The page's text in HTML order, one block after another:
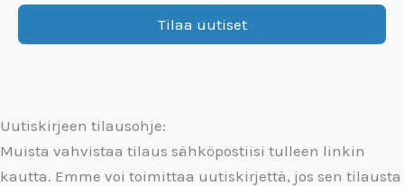
Uutiskirjeen tilausohje:
Muista vahvistaa tilaus sähköpostiisi tulleen linkin
kautta. Emme voi toimittaa uutiskirjettä, jos sen tilausta